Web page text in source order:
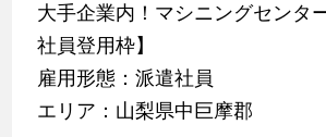
大手企業内！マシニングセンタ
社員登用枠】
雇用形態：派遣社員
エリア：山梨県中巨摩郡